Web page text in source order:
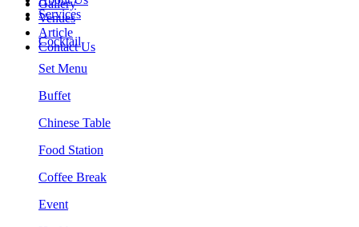
Services
Cocktail
Set Menu
Buffet
Chinese Table
Food Station
Coffee Break
Event
Gallery
Venues
Article
Contact Us